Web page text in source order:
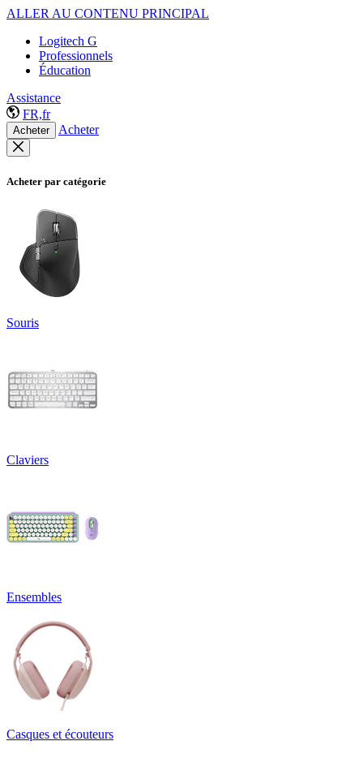
ALLER AU CONTENU PRINCIPAL
Logitech G
Professionnels
Éducation
Assistance
FR,fr
Acheter Acheter
Acheter par catégorie
Souris
Claviers
Ensembles
Casques et écouteurs